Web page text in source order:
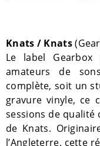
Knats / Knats
Le label
amateurs de
complète, soit un
gravure vinyle, ce
sessions de qualité
de Knats.
l’Angleterre, cette